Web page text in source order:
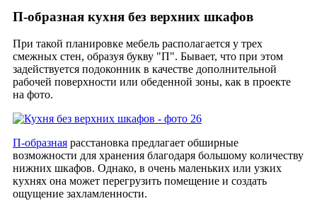
П-образная кухня без верхних шкафов
При такой планировке мебель располагается у трех
смежных стен, образуя букву "П". Бывает, что при этом
задействуется подоконник в качестве дополнительной
рабочей поверхности или обеденной зоны, как в проекте
на фото.
П-образная расстановка предлагает обширные
возможности для хранения благодаря большому количеству
нижних шкафов. Однако, в очень маленьких или узких
кухнях она может перегрузить помещение и создать
ощущение захламленности.